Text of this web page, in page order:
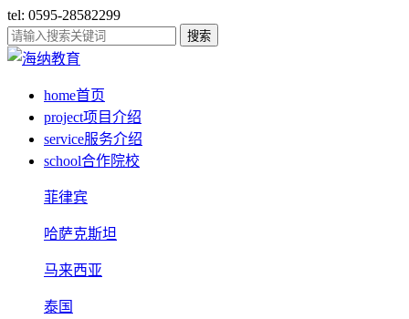
tel: 0595-28582299
搜索
home首页
project项目介绍
service服务介绍
school合作院校
菲律宾
哈萨克斯坦
马来西亚
泰国